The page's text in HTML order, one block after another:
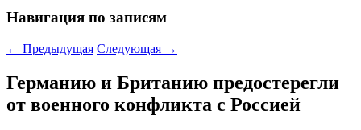
Навигация по записям
← Предыдущая Следующая →
Германию и Британию предостерегли
от военного конфликта с Россией